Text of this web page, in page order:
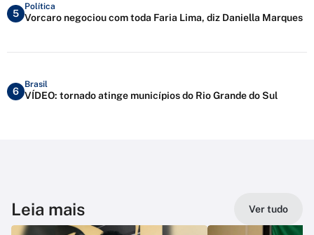
5
Política
Vorcaro negociou com toda Faria Lima, diz Daniella Marques
6
Brasil
VÍDEO: tornado atinge municípios do Rio Grande do Sul
Leia mais Ver tudo